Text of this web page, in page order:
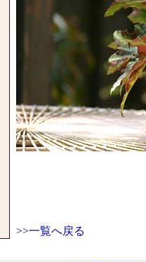
>>一覧へ戻る